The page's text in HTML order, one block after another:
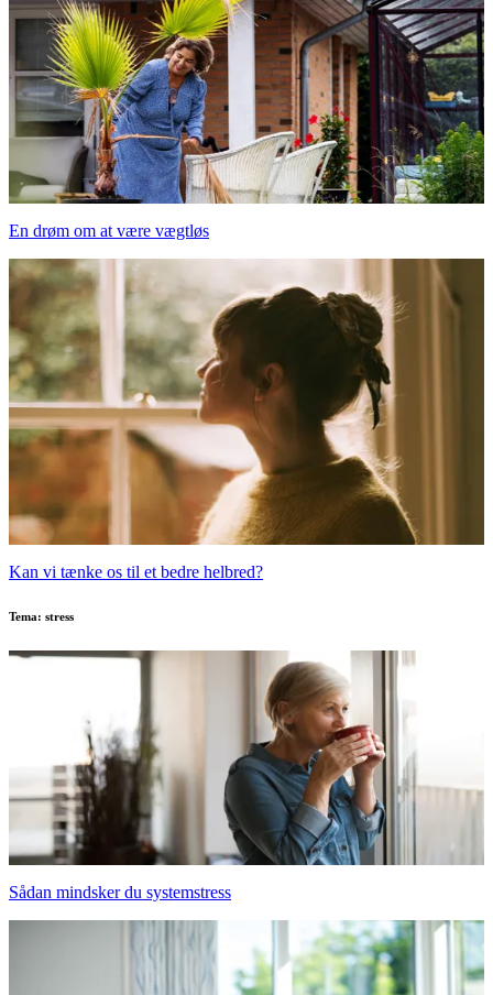
En drøm om at være vægtløs
Kan vi tænke os til et bedre helbred?
Tema: stress
Sådan mindsker du systemstress